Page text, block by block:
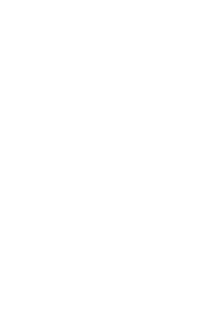
を中心としたイ
ストケースの作成・
支えていただきま
ニアの技術的リード
チームプレーを重視